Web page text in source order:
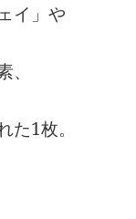
イ」や
1枚。